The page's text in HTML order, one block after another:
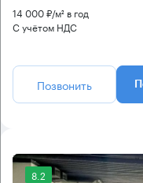
14 000 ₽/м² в год
С учётом НДС
Позвонить
8.2